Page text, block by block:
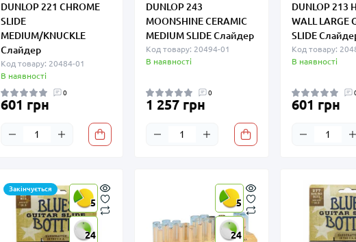
DUNLOP 221 CHROME
SLIDE
MEDIUM/KNUCKLE
Слайдер
Код товару: 20484-01
В наявності
0
601 грн
DUNLOP 243
MOONSHINE CERAMIC
MEDIUM SLIDE Слайдер
Код товару: 20494-01
В наявності
0
1 257 грн
DUNLOP 213
WALL LARGE
SLIDE
Код товару:
В наявності
601 грн
Закінчується
5
24
5
24